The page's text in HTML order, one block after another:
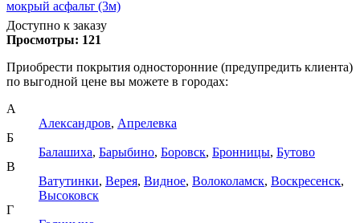
мокрый асфальт (3м)
Доступно к заказу
Просмотры: 121
Приобрести покрытия односторонние (предупредить клиента)
по выгодной цене вы можете в городах:
А
Александров, Апрелевка
Б
Балашиха, Барыбино, Боровск, Бронницы, Бутово
В
Ватутинки, Верея, Видное, Волоколамск, Воскресенск,
Высоковск
Г